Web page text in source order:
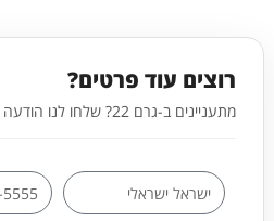
רוצים עוד פרטים?
מתעניינים ב-גרם 22? שלחו לנו הודעה